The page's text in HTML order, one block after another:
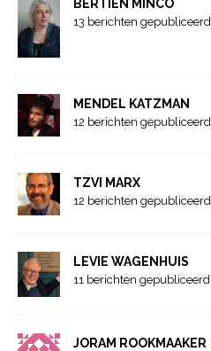
BERTIEN MINCO
13 berichten gepubliceerd
MENDEL KATZMAN
12 berichten gepubliceerd
TZVI MARX
12 berichten gepubliceerd
LEVIE WAGENHUIS
11 berichten gepubliceerd
JORAM ROOKMAAKER